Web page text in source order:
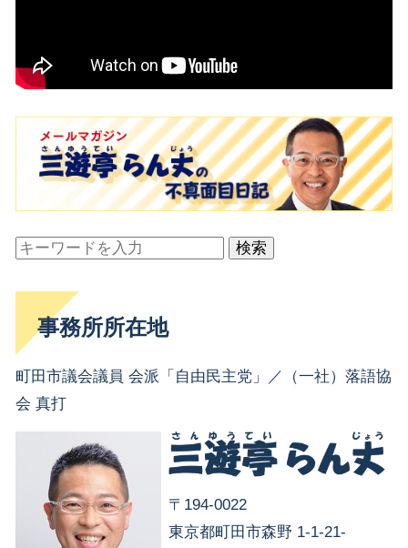
検索
事務所所在地
町田市議会議員 会派「自由民主党」／（一社）落語協
会 真打
〒194-0022
東京都町田市森野 1-1-21-